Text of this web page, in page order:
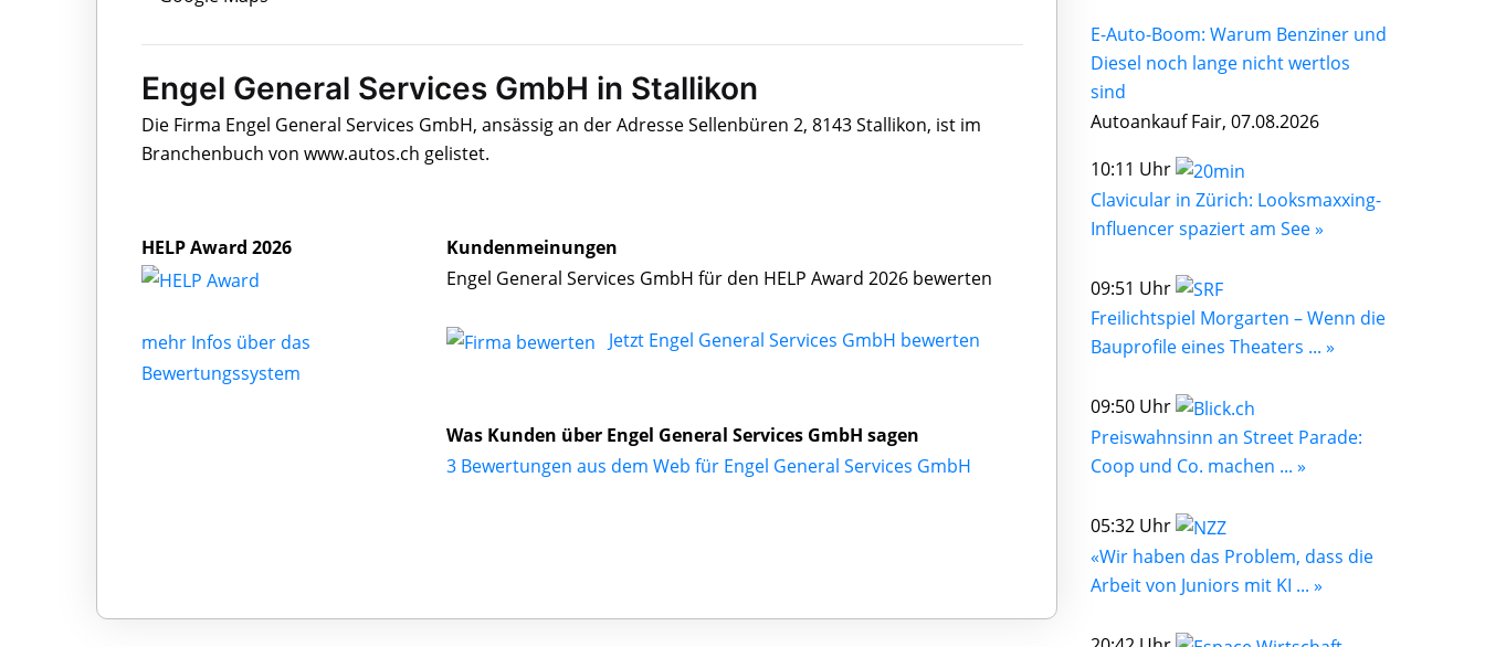
Engel General Services GmbH in Stallikon
Die Firma Engel General Services GmbH, ansässig an der Adresse Sellenbüren 2, 8143 Stallikon, ist im
Branchenbuch von www.autos.ch gelistet.
HELP Award 2026
mehr Infos über das
Bewertungssystem
Kundenmeinungen
Engel General Services GmbH für den HELP Award 2026 bewerten
Jetzt Engel General Services GmbH bewerten
Was Kunden über Engel General Services GmbH sagen
3 Bewertungen aus dem Web für Engel General Services GmbH
E-Auto-Boom: Warum Benziner und
Diesel noch lange nicht wertlos
sind
Autoankauf Fair, 07.08.2026
10:11 Uhr
Clavicular in Zürich: Looksmaxxing-
Influencer spaziert am See »
09:51 Uhr
Freilichtspiel Morgarten – Wenn die
Bauprofile eines Theaters ... »
09:50 Uhr
Preiswahnsinn an Street Parade:
Coop und Co. machen ... »
05:32 Uhr
«Wir haben das Problem, dass die
Arbeit von Juniors mit KI ... »